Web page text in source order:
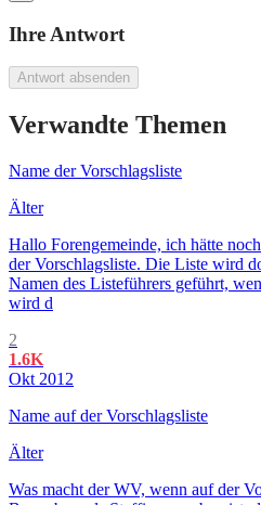
Ihre Antwort
Antwort absenden
Verwandte Themen
Name der Vorschlagsliste
Älter
Hallo Forengemeinde, ich hätte
der Vorschlagsliste. Die Liste wird
Namen des Listeführers geführt,
wird d
2
1.6K
Okt 2012
Name auf der Vorschlagsliste
Älter
Was macht der WV, wenn auf der